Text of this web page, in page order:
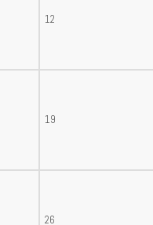
12
19
26